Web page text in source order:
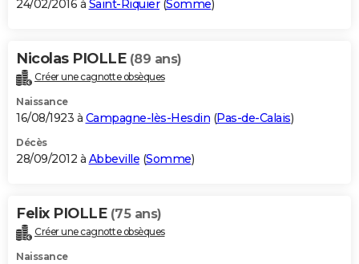
24/02/2016 à Saint-Riquier(Somme)
Nicolas PIOLLE (89 ans)
Créer une cagnotte obsèques
Naissance
16/08/1923 à Campagne-lès-Hesdin (Pas-de-Calais)
Décès
28/09/2012 à Abbeville (Somme)
Felix PIOLLE (75 ans)
Créer une cagnotte obsèques
Naissance